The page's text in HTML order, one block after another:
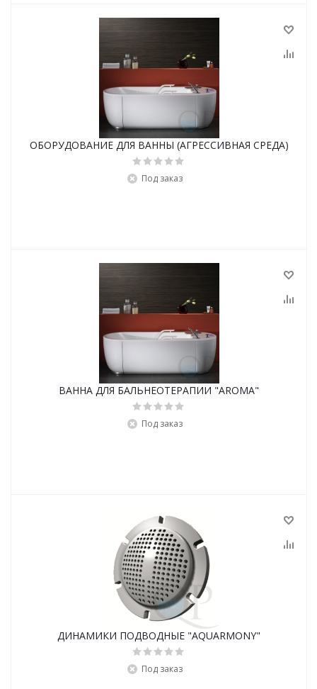
ОБОРУДОВАНИЕ ДЛЯ ВАННЫ (АГРЕССИВНАЯ СРЕДА)
Под заказ
ВАННА ДЛЯ БАЛЬНЕОТЕРАПИИ "AROMA"
Под заказ
ДИНАМИКИ ПОДВОДНЫЕ "AQUARMONY"
Под заказ